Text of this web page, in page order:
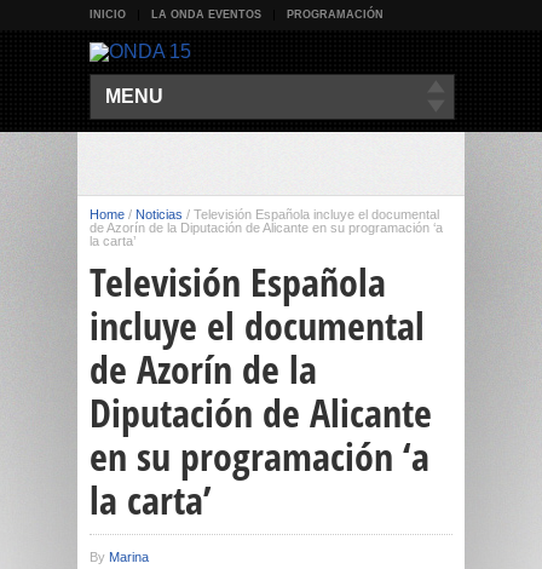
INICIO LA ONDA EVENTOS PROGRAMACIÓN
MENU
Home / Noticias / Televisión Española incluye el documental
de Azorín de la Diputación de Alicante en su programación ‘a
la carta’
Televisión Española
incluye el documental
de Azorín de la
Diputación de Alicante
en su programación ‘a
la carta’
By Marina